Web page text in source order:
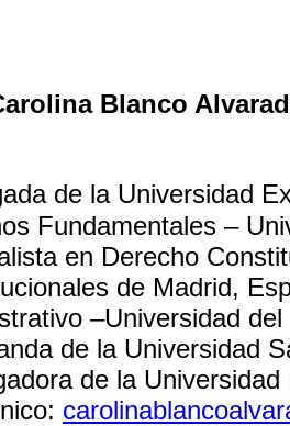
Blanco
de la Universidad
Fundamentales –
en Derecho
de Madrid,
–Universidad
de la Universidad
de la